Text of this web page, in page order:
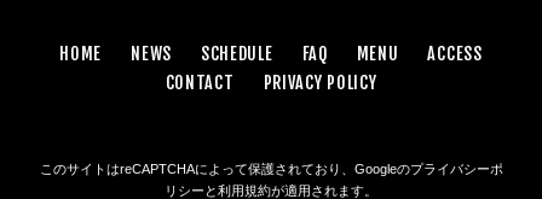
HOME NEWS SCHEDULE FAQ MENU
ACCESS
CONTACT
PRIVACY POLICY
このサイトはreCAPTCHAによって保護されており、Googleのプライバシーポ
リシー と利用規約が適用されます。